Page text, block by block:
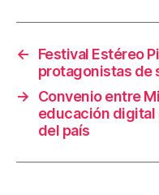
o
o
k
←
Festival Estéreo
protagonistas de
→
Convenio entre
educación
del país